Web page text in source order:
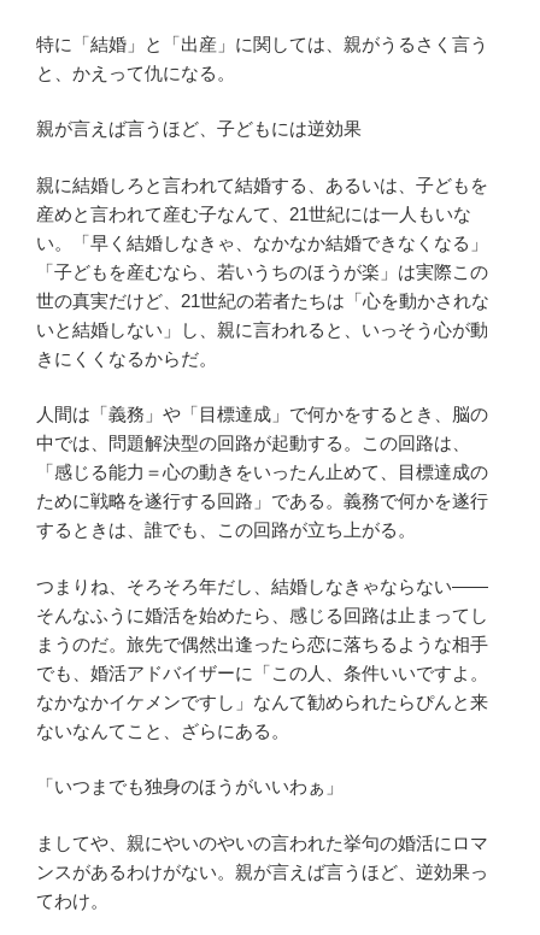
特に「結婚」と「出産」に関しては、親がうるさく言う
と、かえって仇になる。
親が言えば言うほど、子どもには逆効果
親に結婚しろと言われて結婚する、あるいは、子どもを
産めと言われて産む子なんて、21世紀には一人もいな
い。「早く結婚しなきゃ、なかなか結婚できなくなる」
「子どもを産むなら、若いうちのほうが楽」は実際この
世の真実だけど、21世紀の若者たちは「心を動かされな
いと結婚しない」し、親に言われると、いっそう心が動
きにくくなるからだ。
人間は「義務」や「目標達成」で何かをするとき、脳の
中では、問題解決型の回路が起動する。この回路は、
「感じる能力＝心の動きをいったん止めて、目標達成の
ために戦略を遂行する回路」である。義務で何かを遂行
するときは、誰でも、この回路が立ち上がる。
つまりね、そろそろ年だし、結婚しなきゃならない――
そんなふうに婚活を始めたら、感じる回路は止まってし
まうのだ。旅先で偶然出逢ったら恋に落ちるような相手
でも、婚活アドバイザーに「この人、条件いいですよ。
なかなかイケメンですし」なんて勧められたらぴんと来
ないなんてこと、ざらにある。
「いつまでも独身のほうがいいわぁ」
ましてや、親にやいのやいの言われた挙句の婚活にロマ
ンスがあるわけがない。親が言えば言うほど、逆効果っ
てわけ。